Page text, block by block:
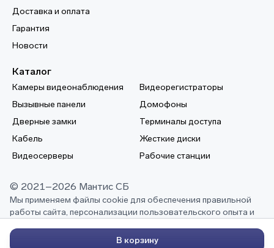
В корзину
Доставка и оплата
Гарантия
Новости
Каталог
Камеры видеонаблюдения
Видеорегистраторы
Вызывные панели
Домофоны
Дверные замки
Терминалы доступа
Кабель
Жесткие диски
Видеосерверы
Рабочие станции
© 2021–2026 Мантис СБ
Мы применяем файлы cookie для обеспечения правильной
работы сайта, персонализации пользовательского опыта и
конфиденциальности